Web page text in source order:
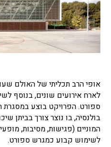
אופי הרב תכליתי של האולם
לארח אירועים שונים, בנוסף
ספורט. הפרויקט בוצע במסגרת
בולנסיה, בו נוצר צורך בביתן
המוניים (פגישות, מסיבות,
לשימוש קבוע כמגרש ספורט.